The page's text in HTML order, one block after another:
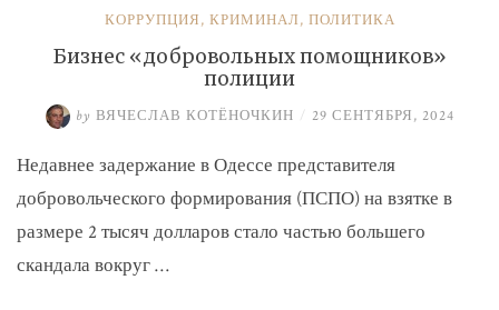
КОРРУПЦИЯ, КРИМИНАЛ, ПОЛИТИКА
Бизнес «добровольных помощников»
полиции
by ВЯЧЕСЛАВ КОТЁНОЧКИН / 29 СЕНТЯБРЯ, 2024
Недавнее задержание в Одессе представителя
добровольческого формирования (ПСПО) на взятке в
размере 2 тысяч долларов стало частью большего
скандала вокруг …